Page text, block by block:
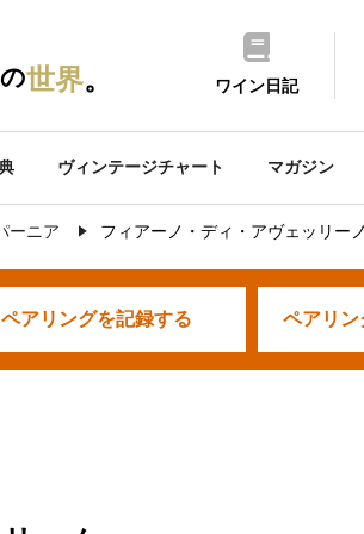
の世界。 ワイン日記
ヴィンテージチャート マガジン
ーニア フィアーノ・ディ・アヴェッリー
ペアリングを記録する ペアリン